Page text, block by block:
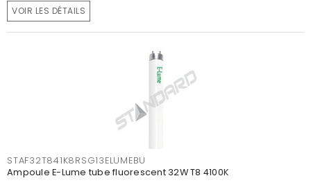
VOIR LES DÉTAILS
STAF32T841K8RSG13ELUMEBU
Ampoule E-Lume tube fluorescent 32W T8 4100K